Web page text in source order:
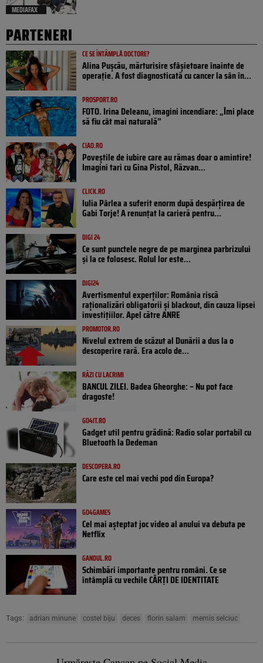
MEDIAFAX
PARTENERI
CE SE ÎNTÂMPLĂ DOCTORE?
Alina Pușcău, mărturisire sfâșietoare înainte de
operație. A fost diagnosticată cu cancer la sân în...
PROSPORT.RO
FOTO. Irina Deleanu, imagini incendiare: „Îmi place
să fiu cât mai naturală”
CIAO.RO
Poveştile de iubire care au rămas doar o amintire!
Imagini tari cu Gina Pistol, Răzvan...
CLICK.RO
Iulia Pârlea a suferit enorm după despărțirea de
Gabi Torje! A renunțat la carieră pentru...
DIGI 24
Ce sunt punctele negre de pe marginea parbrizului
și la ce folosesc. Rolul lor este...
DIGI24
Avertismentul experților: România riscă
raționalizări obligatorii și blackout, din cauza lipsei
investițiilor. Apel către ANRE
PROMOTOR.RO
Nivelul extrem de scăzut al Dunării a dus la o
descoperire rară. Era acolo de...
RÂZI CU LACRIMI
BANCUL ZILEI. Badea Gheorghe: – Nu pot face
dragoste!
GO4IT.RO
Gadget util pentru grădină: Radio solar portabil cu
Bluetooth la Dedeman
DESCOPERA.RO
Care este cel mai vechi pod din Europa?
GO4GAMES
Cel mai așteptat joc video al anului va debuta pe
Netflix
GANDUL.RO
Schimbări importante pentru români. Ce se
întâmplă cu vechile CĂRȚI DE IDENTITATE
Tags: adrian minune costel biju deces florin salam memis selciuc